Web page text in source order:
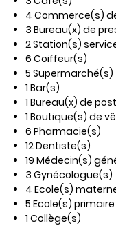
4 Commerce(s)
3 Bureau(x) de
2 Station(s)
6 Coiffeur(s)
5 Supermarché(s)
1 Bar(s)
1 Bureau(x) de
1 Boutique(s) de
6 Pharmacie(s)
12 Dentiste(s)
19 Médecin(s)
3 Gynécologue(s)
4 Ecole(s)
5 Ecole(s) primaire
1 Collège(s)